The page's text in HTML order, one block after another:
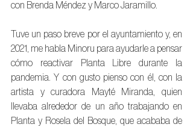
con Brenda Méndez y Marco Jaramillo.
Tuve un paso breve por el ayuntamiento y, en
2021, me habla Minoru para ayudarle a pensar
cómo reactivar Planta Libre durante la
pandemia. Y con gusto pienso con él, con la
artista y curadora Mayté Miranda, quien
llevaba alrededor de un año trabajando en
Planta y Rosela del Bosque, que acababa de